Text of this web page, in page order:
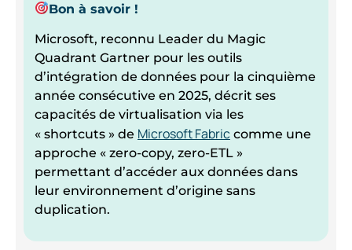
Bon à savoir !
Microsoft, reconnu Leader du Magic
Quadrant Gartner pour les outils
d’intégration de données pour la cinquième
année consécutive en 2025, décrit ses
capacités de virtualisation via les
« shortcuts » de Microsoft Fabric comme une
approche « zero-copy, zero-ETL »
permettant d’accéder aux données dans
leur environnement d’origine sans
duplication.